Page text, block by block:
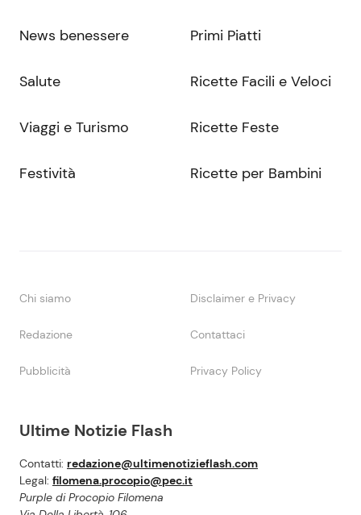
Ultime Notizie Flash
Contatti: redazione@ultimenotizieflash.com
Legal: filomena.procopio@pec.it
Purple di Procopio Filomena
News benessere
Salute
Viaggi e Turismo
Festività
Primi Piatti
Ricette Facili e Veloci
Ricette Feste
Ricette per Bambini
Chi siamo Disclaimer e Privacy
Redazione Contattaci
Pubblicità Privacy Policy